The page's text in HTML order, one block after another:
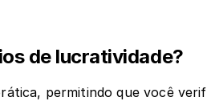
de lucratividade?
permitindo que você